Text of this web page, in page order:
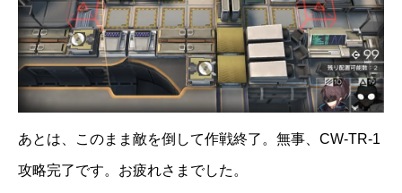
あとは、このまま敵を倒して作戦終了。無事、CW-TR-1
攻略完了です。お疲れさまでした。